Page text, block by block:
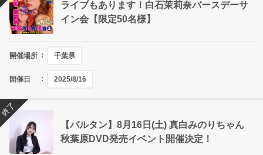
ライブもあります！白石茉莉奈バースデーサ
イン会【限定50名様】
開催場所 千葉県
開催日 2025/8/16
【バルタン】8月16日(土) 真白みのりちゃん
秋葉原DVD発売イベント開催決定！
終了